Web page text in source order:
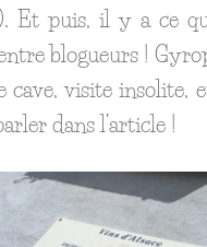
Et puis, il y a ce
blogueurs !
cave, visite insolite,
dans l’article !